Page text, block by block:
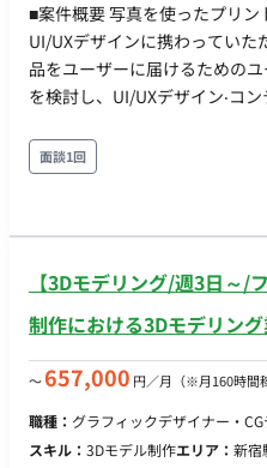
ユーザーヒアリングの実施 ・
ビューやワークショップを通
す。 ・ヒアリング結果を基
し、デザインに反映します。
・ユーザーのニーズと行動を
にユーザーの目標達成に貢献
ーリーを作成します。 ▼ユー
の業務フロー定義 ・ユーザ
つ効果的な業務フローを設計します。 ▼情報設
ス全体の情報アーキテクチャ
ンを実現するための構造を構
置、優先順位付け、ページ
を使用した画面案の作成 ・
ムやモックアップを作成しま
トタイプを作成し、開発チー
■案件概要 写真を使ったプリン
UI/UXデザインに携わっていただきます。 商品
品をユーザーに届けるための
を検討し、UI/UXデザイン‧コ
ます。 PM‧エンジニア‧商品開
て、アプリを通じてユーザー
以下の業務内容から、ご経験‧
UI/UX設計‧デザイン プリン
ー、フォトブックなど）の作
え、購⼊していただくための
時に参照する仕様ドキュメン
件、制約、エラー処理などを記
面談1回
【3Dモデリング/週3日～/
制作における3Dモデリン
〜657,000 円／月 （※月160時間
職種： グラフィックデザイナー・
スキル： 3Dモデル制作エリア： 新宿